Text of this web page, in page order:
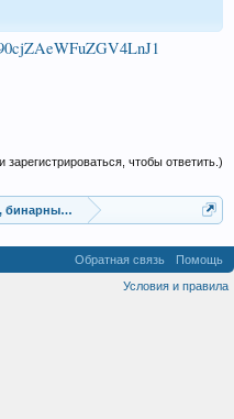
чтобы ответить.)
бинарных опционов, ММВБ
Обратная связь
Помощь
Условия и правила